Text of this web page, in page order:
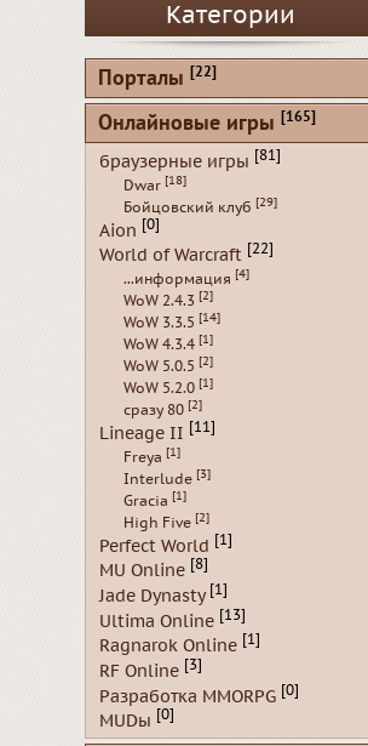
Категории
Порталы [22]
Онлайновые игры [165]
браузерные игры [81]
Dwar [18]
Бойцовский клуб [29]
Aion [0]
World of Warcraft [22]
...информация [4]
WoW 2.4.3 [2]
WoW 3.3.5 [14]
WoW 4.3.4 [1]
WoW 5.0.5 [2]
WoW 5.2.0 [1]
сразу 80 [2]
Lineage II [11]
Freya [1]
Interlude [3]
Gracia [1]
High Five [2]
Perfect World [1]
MU Online [8]
Jade Dynasty [1]
Ultima Online [13]
Ragnarok Online [1]
RF Online [3]
Разработка MMORPG [0]
MUDы [0]